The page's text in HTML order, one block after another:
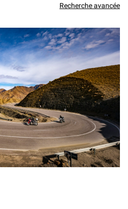
Recherche avancée